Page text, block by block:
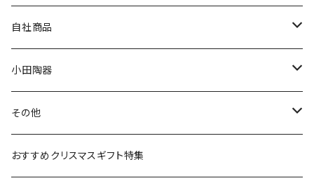
プレート
ボウル
ガラスウェア
カトラリー
80th記念アイテム
リトルミイの日記念アイテム
MOOMIN ANIMATION
スヌーピー
ピーターラビット
ポケットモンスター
LA AMYS(エミーズ)
LISA LARSON(リサラーソン)
LAURA ASHLEY(ローラ アシュレイ)
Finlayson(フィンレイソン)
自社商品
ねこ企画
Cecera(セセラ)
CELEC(セレック)
小田陶器
さざなみ
吉祥
その他
リサイクル食器
おすすめクリスマスギフト特集